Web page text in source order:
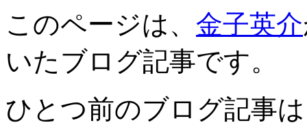
このページは、 金子英介
いたブログ記事です。
ひとつ前のブログ記事